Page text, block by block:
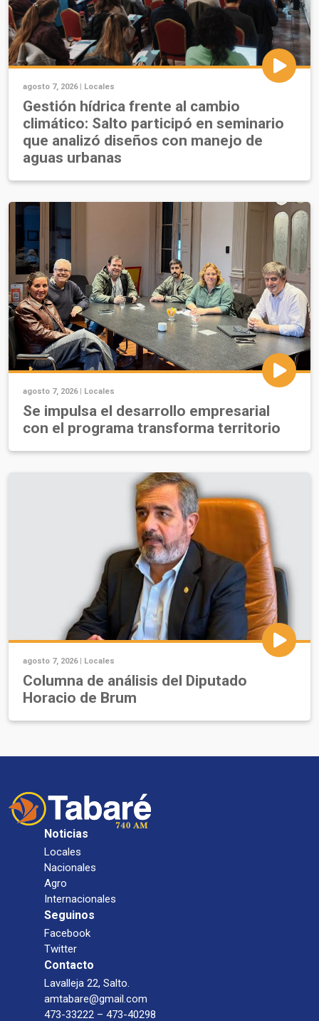
agosto 7, 2026 | Locales
Gestión hídrica frente al cambio
climático: Salto participó en seminario
que analizó diseños con manejo de
aguas urbanas
agosto 7, 2026 | Locales
Se impulsa el desarrollo empresarial
con el programa transforma territorio
agosto 7, 2026 | Locales
Columna de análisis del Diputado
Horacio de Brum
Noticias
Locales
Nacionales
Agro
Internacionales
Seguinos
Facebook
Twitter
Contacto
Lavalleja 22, Salto.
amtabare@gmail.com
473-33222 – 473-40298